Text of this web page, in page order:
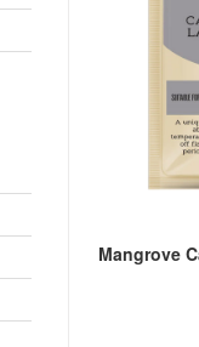
Mangrove